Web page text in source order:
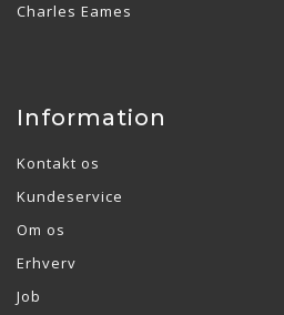
Charles Eames
Information
Kontakt os
Kundeservice
Om os
Erhverv
Job